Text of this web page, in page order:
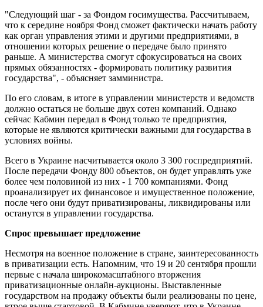
"Следующий шаг - за Фондом госимущества. Рассчитываем,
что к середине ноября Фонд сможет фактически начать работу
как орган управления этими и другими предприятиями, в
отношении которых решение о передаче было принято
раньше. А министерства смогут сфокусироваться на своих
прямых обязанностях - формировать политику развития
государства", - объясняет замминистра.
По его словам, в итоге в управлении министерств и ведомств
должно остаться не больше двух сотен компаний. Однако
сейчас Кабмин передал в Фонд только те предприятия,
которые не являются критически важными для государства в
условиях войны.
Всего в Украине насчитывается около 3 300 госпредприятий.
После передачи Фонду 800 объектов, он будет управлять уже
более чем половиной из них - 1 700 компаниями. Фонд
проанализирует их финансовое и имущественное положение,
после чего они будут приватизированы, ликвидированы или
останутся в управлении государства.
Спрос превышает предложение
Несмотря на военное положение в стране, заинтересованность
в приватизации есть. Напомним, что 19 и 20 сентября прошли
первые с начала широкомасштабного вторжения
приватизационные онлайн-аукционы. Выставленные
государством на продажу объекты были реализованы по цене,